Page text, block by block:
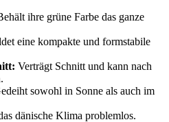
ihre grüne Farbe das ganze
eine kompakte und formstabile
Verträgt Schnitt und kann nach
sowohl in Sonne als auch im
dänische Klima problemlos.